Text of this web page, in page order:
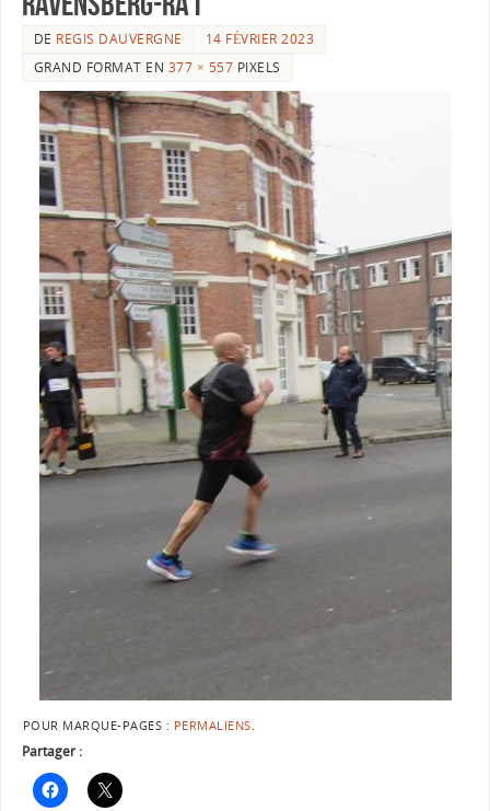
DE REGIS DAUVERGNE
14 FÉVRIER 2023
GRAND FORMAT EN 377 × 557 PIXELS
POUR MARQUE-PAGES : PERMALIENS.
Partager :